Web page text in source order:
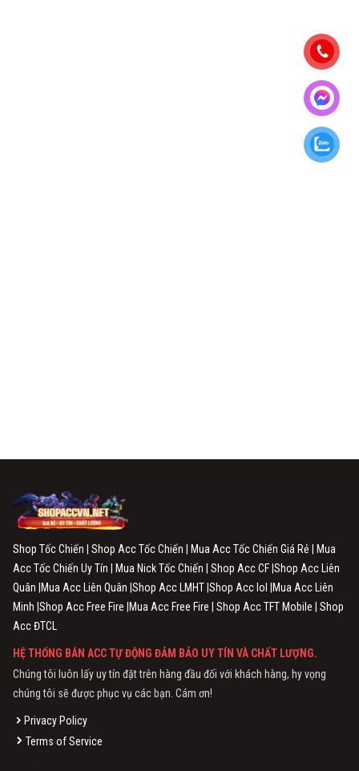
Shop Tốc Chiến | Shop Acc Tốc Chiến | Mua Acc Tốc Chiến Giá Rẻ | Mua
Acc Tốc Chiến Uy Tín | Mua Nick Tốc Chiến | Shop Acc CF |Shop Acc Liên
Quân |Mua Acc Liên Quân |Shop Acc LMHT |Shop Acc lol |Mua Acc Liên
Minh |Shop Acc Free Fire |Mua Acc Free Fire | Shop Acc TFT Mobile | Shop
Acc ĐTCL
HỆ THỐNG BÁN ACC TỰ ĐỘNG ĐẢM BẢO UY TÍN VÀ CHẤT LƯỢNG.
Chúng tôi luôn lấy uy tín đặt trên hàng đầu đối với khách hàng, hy vọng
chúng tôi sẽ được phục vụ các bạn. Cám ơn!
Privacy Policy
Terms of Service